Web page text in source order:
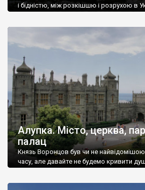
і бідністю, між розкішшю і розрухою в
Алупка. Місто, церква,
палац
Князь Воронцов був чи не
часу, але давайте не будемо кривити